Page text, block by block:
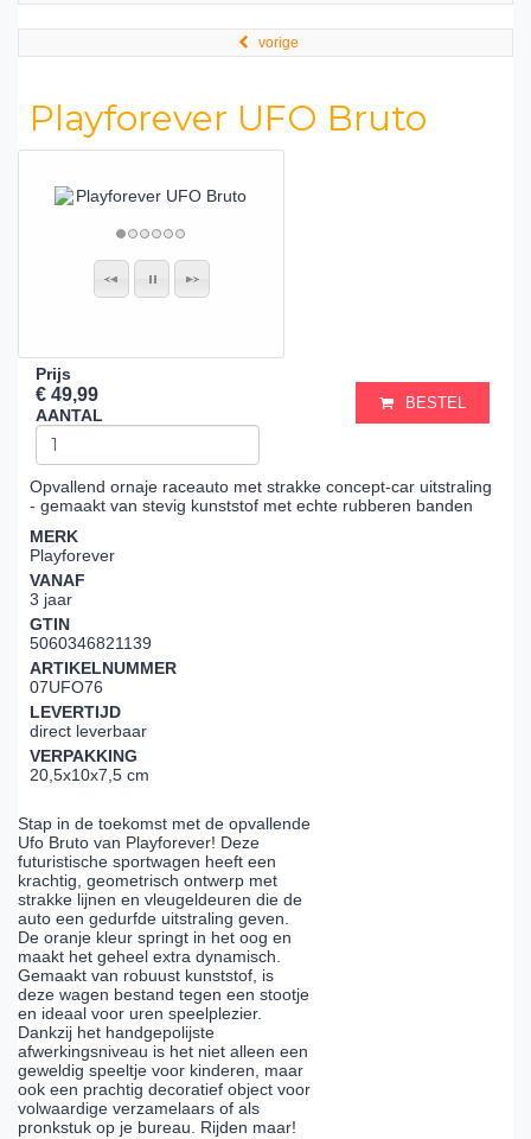
vorige
Playforever UFO Bruto
Prijs
€ 49,99
AANTAL
BESTEL
Opvallend ornaje raceauto met strakke concept-car uitstraling
- gemaakt van stevig kunststof met echte rubberen banden
MERK
Playforever
VANAF
3 jaar
GTIN
5060346821139
ARTIKELNUMMER
07UFO76
LEVERTIJD
direct leverbaar
VERPAKKING
20,5x10x7,5 cm
Stap in de toekomst met de opvallende
Ufo Bruto van Playforever! Deze
futuristische sportwagen heeft een
krachtig, geometrisch ontwerp met
strakke lijnen en vleugeldeuren die de
auto een gedurfde uitstraling geven.
De oranje kleur springt in het oog en
maakt het geheel extra dynamisch.
Gemaakt van robuust kunststof, is
deze wagen bestand tegen een stootje
en ideaal voor uren speelplezier.
Dankzij het handgepolijste
afwerkingsniveau is het niet alleen een
geweldig speeltje voor kinderen, maar
ook een prachtig decoratief object voor
volwaardige verzamelaars of als
pronkstuk op je bureau. Rijden maar!